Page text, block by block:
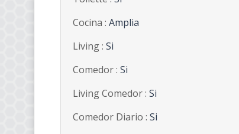
Cocina : Amplia
Living : Si
Comedor : Si
Living Comedor : Si
Comedor Diario : Si